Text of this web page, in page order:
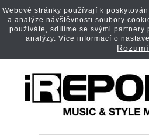
Webové stránky používají k
a analýze návštěvnosti soubory
používáte, sdílíme se svými
analýzy. Více informací o